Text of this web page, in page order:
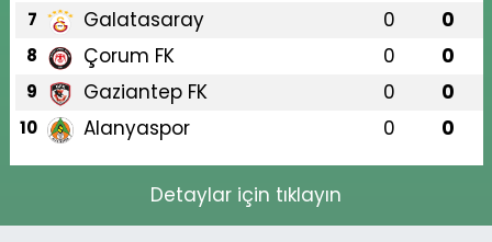
7 Galatasaray 0 0
8 Çorum FK 0 0
9 Gaziantep FK 0 0
10 Alanyaspor 0 0
Detaylar için tıklayın